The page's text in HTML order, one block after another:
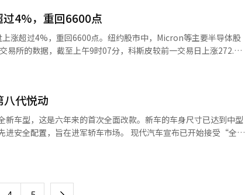
经人工智能（AI）系统翻译与编辑。
3.00%）、HLB（1.89%）、元益IPS（1.24%）、生态宝
比姆（-0.98%）则小幅下跌。 该研究员分析
加上国债利率下降和KOSDAQ升降制问题的再度显现，吸引了买
编辑。
3.82%）、三星生命（3.24%）、三星电子（3.13%）、LG能源
等均有所上涨。 新韩投资证券的研究员姜振赫
智能乐观情绪，买入资金流入，导致KOSPI市场启动了买入熔
（4.71%）、Alteogen（3.93%）、HLB（3.78%）、Rino工业
IPS（1.87%）、RigaChem Bio（1.09%）、ABL
盈率下
升降机制问题的再度引发，吸引了买入资金。”※ 本报道经人工智
4%，重回6600点
涨超过4%，重回6600点。纽约股市中，Micron等主要半导体股
易日上涨244.53点（3.85%），报6603.48点，随后继续扩大涨
物产（上涨5.27%）、三星电子（上涨4.58%）、KB金融（上涨
案（上涨2.89%）、三星生物制药（上涨0.61%）等均有所上
代悦动
车型，这是六年来的首次全面改款。新车的车身尺寸已达到中型
军轿车市场。 现代汽车宣布已开始接受“全新
移动展上首次亮相，采用了现代汽车的新设计语言“钢铁艺
最大扭矩为18.3公斤·米，综合油耗最高可达14.3公里/升。混合